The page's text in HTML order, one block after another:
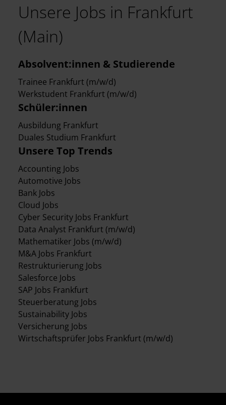
Unsere Jobs in Frankfurt
(Main)
Unsere Top Trends
Accounting Jobs
Automotive Jobs
Bank Jobs
Cloud Jobs
Cyber Security Jobs Frankfurt
Data Analyst Frankfurt (m/w/d)
Mathematiker Jobs (m/w/d)
M&A Jobs Frankfurt
Restrukturierung Jobs
Salesforce Jobs
SAP Jobs Frankfurt
Steuerberatung Jobs
Sustainability Jobs
Versicherung Jobs
Wirtschaftsprüfer Jobs Frankfurt (m/w/d)
Schüler:innen
Ausbildung Frankfurt
Duales Studium Frankfurt
Absolvent:innen & Studierende
Trainee Frankfurt (m/w/d)
Werkstudent Frankfurt (m/w/d)